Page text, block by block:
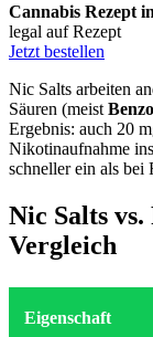
Cannabis Rezept
legal auf Rezept
Jetzt bestellen
Nic Salts arbeiten
Säuren (meist
Ergebnis: auch 20
Nikotinaufnahme
schneller ein als bei
Nic Salts
Vergleich
Eigenschaft